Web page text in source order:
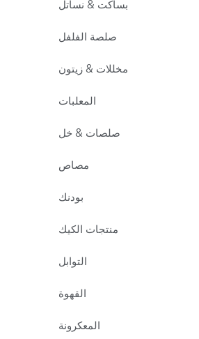
بساكت & نساتل
صلصة الفلفل
مخللات & زيتون
المعلبات
صلصات & خل
مصاص
بودنك
منتجات الكيك
التوابل
القهوة
المعكرونة